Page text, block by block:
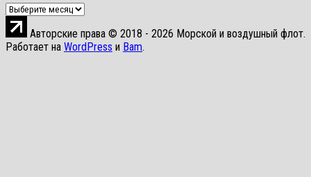
Архивы
Авторские права © 2018 - 2026 Морской и воздушный флот.
Работает на WordPress и Bam.